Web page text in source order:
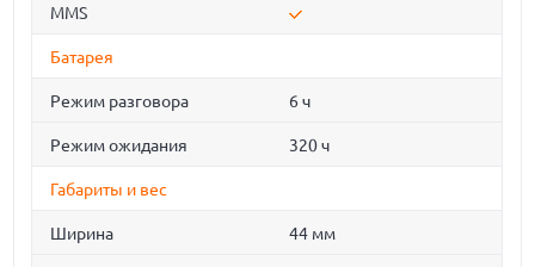
MMS
Батарея
Режим разговора 6 ч
Режим ожидания 320 ч
Габариты и вес
Ширина 44 мм